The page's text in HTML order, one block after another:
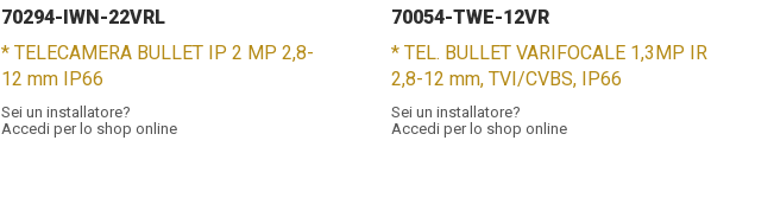
70294-IWN-22VRL
* TELECAMERA BULLET IP 2 MP 2,8-
12 mm IP66
Sei un installatore?
Accedi per lo shop online
70054-TWE-12VR
* TEL. BULLET VARIFOCALE 1,3MP IR
2,8-12 mm, TVI/CVBS, IP66
Sei un installatore?
Accedi per lo shop online